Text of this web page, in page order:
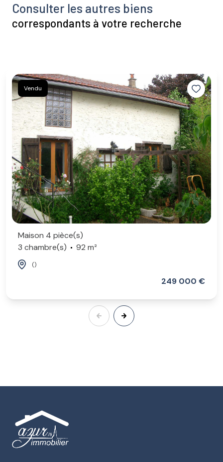
Consulter les autres biens
correspondants à votre recherche
Vendu
Maison 4 pièce(s)
3 chambre(s)
92 m²
()
249 000 €